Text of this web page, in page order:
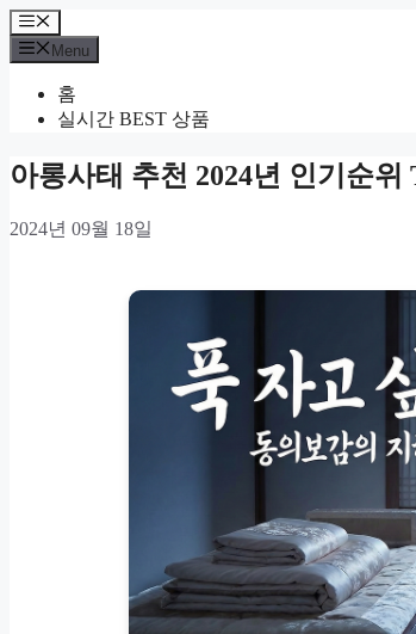
Skip
to
content
Menu
Menu
홈
실시간 BEST 상품
아롱사태 추천 2024년 인기순위
2024년 09월 18일